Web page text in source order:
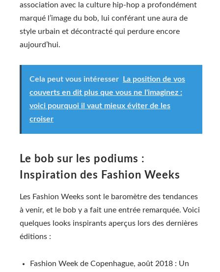
association avec la culture hip-hop a profondément
marqué l’image du bob, lui conférant une aura de
style urbain et décontracté qui perdure encore
aujourd’hui.
Cela peut vous intéresser
La position de vos
couverts en dit plus que vous ne l'imaginez :
voici pourquoi il vaut mieux éviter de les
croiser
Le bob sur les podiums :
Inspiration des Fashion Weeks
Les Fashion Weeks sont le baromètre des tendances
à venir, et le bob y a fait une entrée remarquée. Voici
quelques looks inspirants aperçus lors des dernières
éditions :
Fashion Week de Copenhague, août 2018 : Un